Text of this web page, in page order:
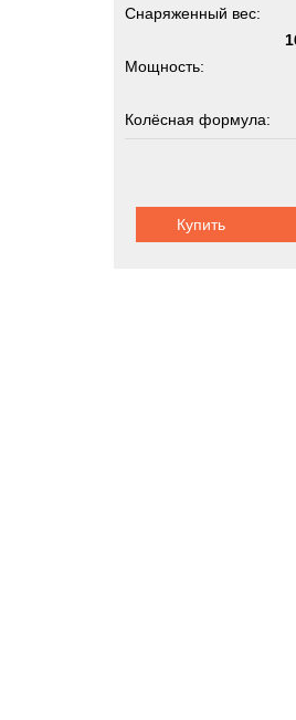
Снаряженный вес:
Мощность:
Колёсная формула:
Купить